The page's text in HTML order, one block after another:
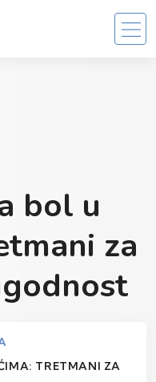
bol u
za
TRETMANI ZA